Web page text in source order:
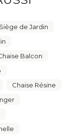
Siège de Jardin
Balcon
Chaise Résine